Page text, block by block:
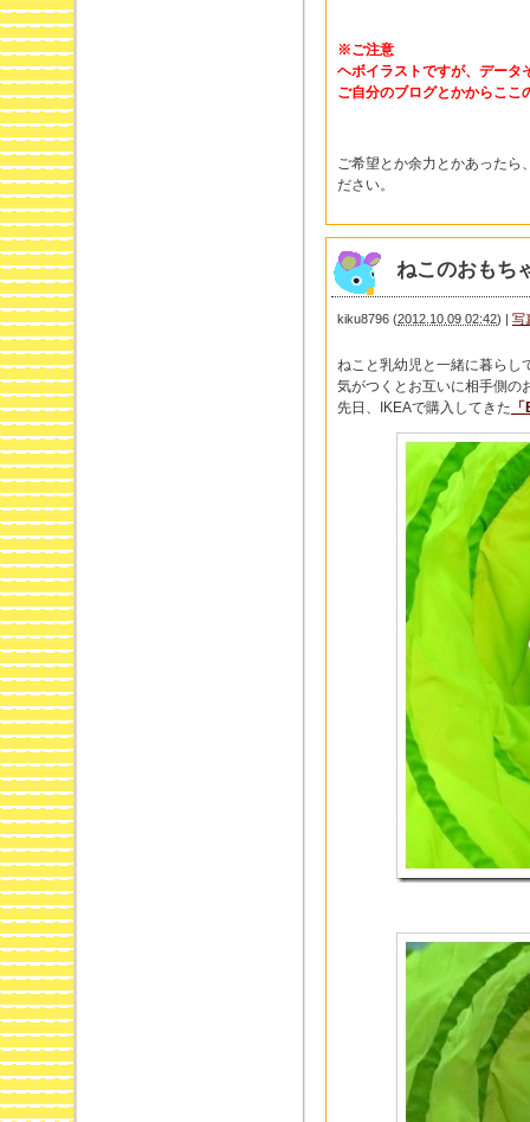
※ご注意
ヘボイラストですが、データ
ご自分のブログとかからここ
ご希望とか余力とかあったら
ださい。
ねこのおもち
kiku8796 (2012.10.09 02:42) | 写
ねこと乳幼児と一緒に暮ら
気がつくとお互いに相手側の
先日、IKEAで購入してきた